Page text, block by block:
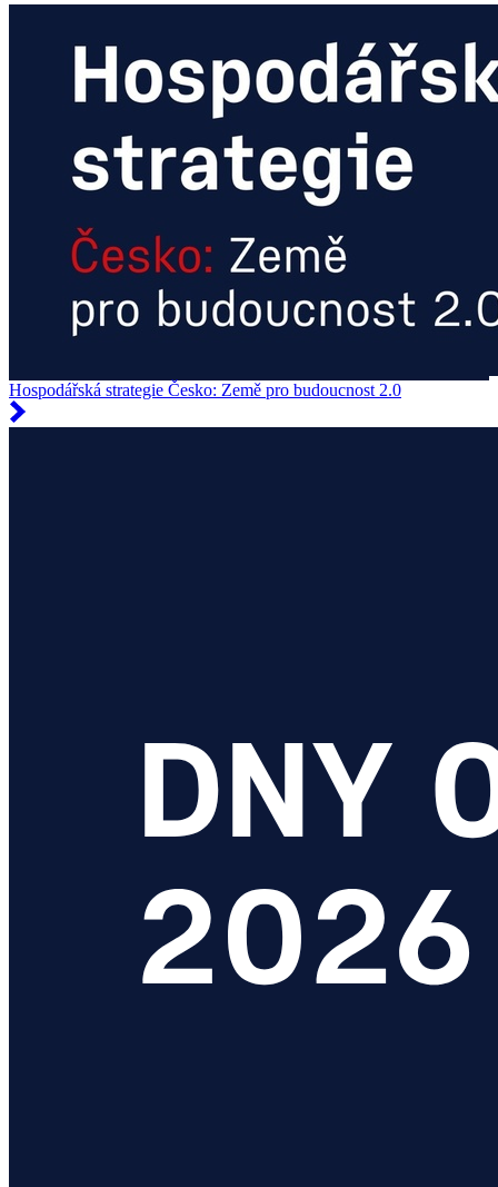
Hospodářská strategie Česko: Země pro budoucnost 2.0